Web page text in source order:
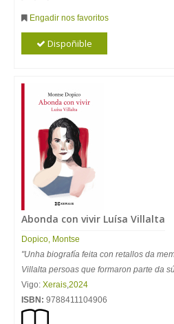
Engadir nos favoritos
Dispoñible
Abonda con vivir Luísa Villalta
Dopico, Montse
"Unha biografía feita con retallos da
Villalta persoas que formaron parte da
Vigo: Xerais,2024
ISBN: 9788411104906